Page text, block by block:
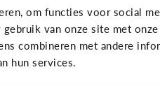
om functies voor social
van onze site met
combineren met andere
hun services.